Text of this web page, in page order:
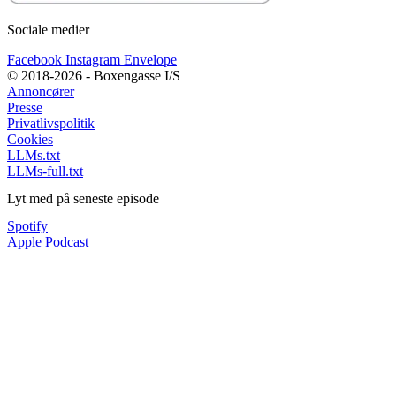
Sociale medier
Facebook Instagram Envelope
© 2018-2026 - Boxengasse I/S
Annoncører
Presse
Privatlivspolitik
Cookies
LLMs.txt
LLMs-full.txt
Lyt med på seneste episode
Spotify
Apple Podcast